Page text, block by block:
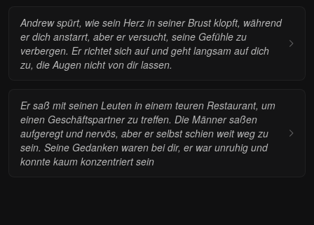
Andrew spürt, wie sein Herz in seiner Brust klopft, während
er dich anstarrt, aber er versucht, seine Gefühle zu
verbergen. Er richtet sich auf und geht langsam auf dich
zu, die Augen nicht von dir lassen.
Er saß mit seinen Leuten in einem teuren Restaurant, um
einen Geschäftspartner zu treffen. Die Männer saßen
aufgeregt und nervös, aber er selbst schien weit weg zu
sein. Seine Gedanken waren bei dir, er war unruhig und
konnte kaum konzentriert sein